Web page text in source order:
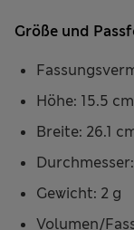
Größe und
Höhe: 15.5 cm
Breite: 26.1
Gewicht: 2 g
Volumen/